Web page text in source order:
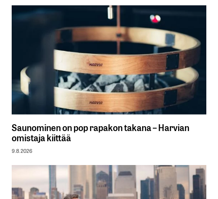
Saunominen on pop rapakon takana – Harvian
omistaja kiittää
9.8.2026